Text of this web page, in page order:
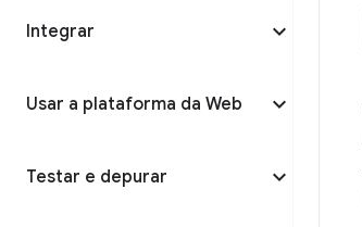
Integrar
Usar a plataforma da Web
Testar e depurar